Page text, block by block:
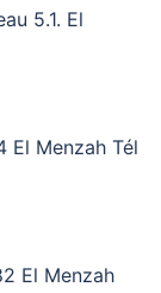
5.1. El
El Menzah Tél
El Menzah